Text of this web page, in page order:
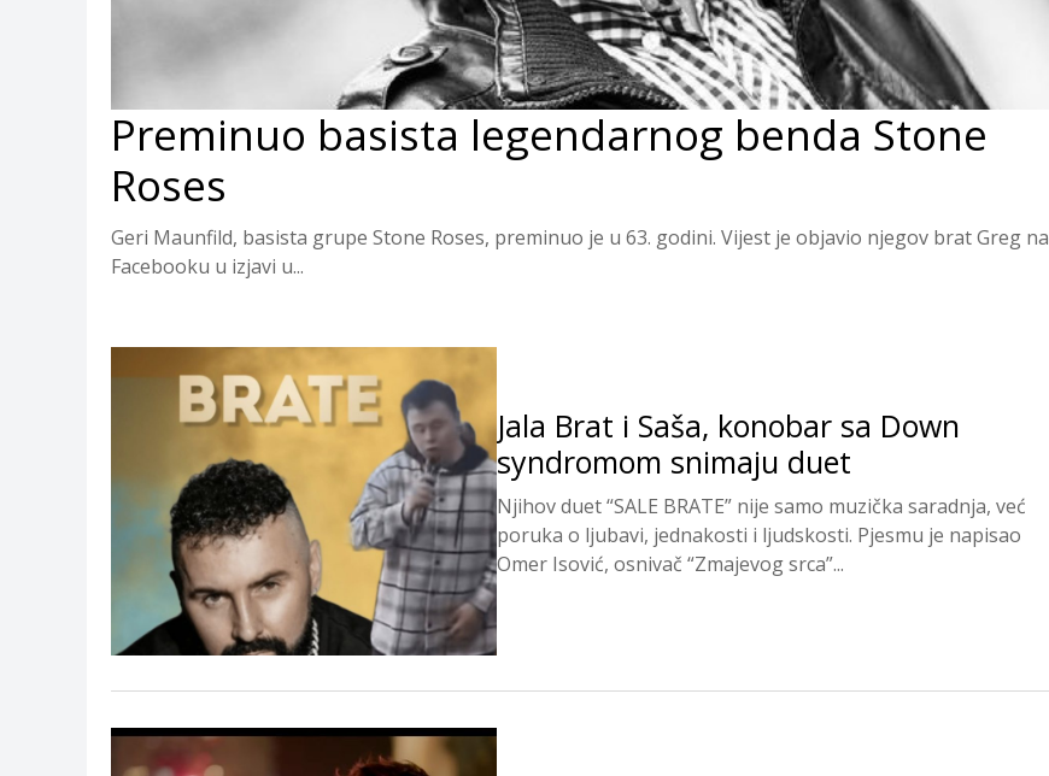
Preminuo basista legendarnog benda Stone
Roses
Geri Maunfild, basista grupe Stone Roses, preminuo je u 63. godini. Vijest je objavio njegov brat Greg na
Facebooku u izjavi u...
Jala Brat i Saša, konobar sa Down
syndromom snimaju duet
Njihov duet “SALE BRATE” nije samo muzička saradnja, već
poruka o ljubavi, jednakosti i ljudskosti. Pjesmu je napisao
Omer Isović, osnivač “Zmajevog srca”...